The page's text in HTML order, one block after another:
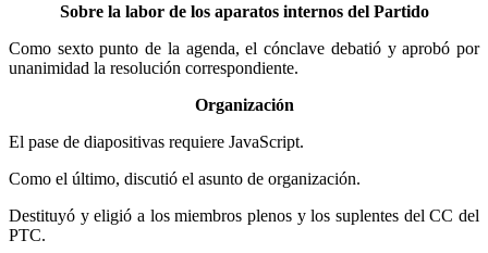
Sobre la labor de los aparatos internos del Partido
Como sexto punto de la agenda, el cónclave debatió y aprobó por
unanimidad la resolución correspondiente.
Organización
El pase de diapositivas requiere JavaScript.
Como el último, discutió el asunto de organización.
Destituyó y eligió a los miembros plenos y los suplentes del CC del
PTC.